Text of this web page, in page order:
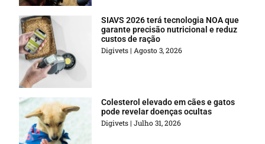
SIAVS 2026 terá tecnologia NOA que
garante precisão nutricional e reduz
custos de ração
Digivets Agosto 3, 2026
Colesterol elevado em cães e gatos
pode revelar doenças ocultas
Digivets Julho 31, 2026